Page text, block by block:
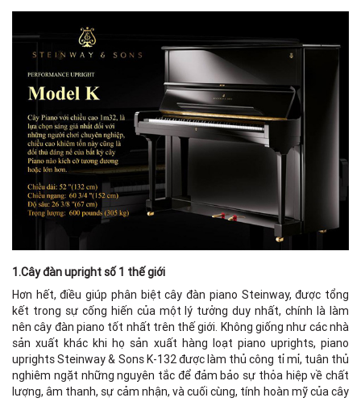
1.Cây đàn upright số 1 thế giới
Hơn hết, điều giúp phân biệt cây đàn piano Steinway, được tổng
kết trong sự cống hiến của một lý tưởng duy nhất, chính là làm
nên cây đàn piano tốt nhất trên thế giới. Không giống như các nhà
sản xuất khác khi họ sản xuất hàng loạt piano uprights, piano
uprights Steinway & Sons K-132 được làm thủ công tỉ mỉ, tuân thủ
nghiêm ngặt những nguyên tắc để đảm bảo sự thỏa hiệp về chất
lượng, âm thanh, sự cảm nhận, và cuối cùng, tính hoàn mỹ của cây